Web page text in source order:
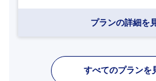
プランの詳細を
すべてのプランを